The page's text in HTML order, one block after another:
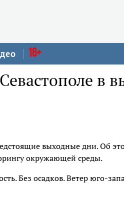
16+
в
выходные дни. Об
окружающей среды.
Без осадков. Ветер юго-